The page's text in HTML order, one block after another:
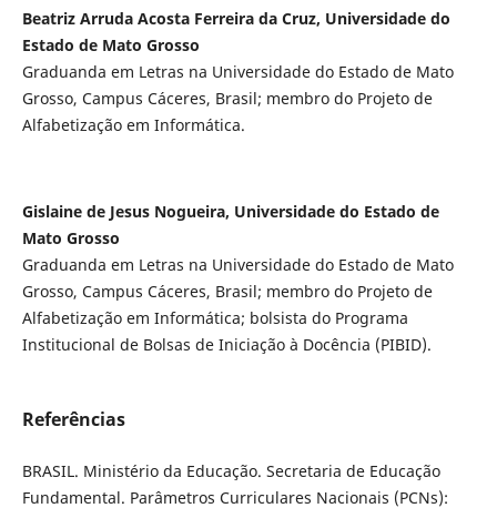
Beatriz Arruda Acosta Ferreira da Cruz, Universidade do
Estado de Mato Grosso
Graduanda em Letras na Universidade do Estado de Mato
Grosso, Campus Cáceres, Brasil; membro do Projeto de
Alfabetização em Informática.
Gislaine de Jesus Nogueira, Universidade do Estado de
Mato Grosso
Graduanda em Letras na Universidade do Estado de Mato
Grosso, Campus Cáceres, Brasil; membro do Projeto de
Alfabetização em Informática; bolsista do Programa
Institucional de Bolsas de Iniciação à Docência (PIBID).
Referências
BRASIL. Ministério da Educação. Secretaria de Educação
Fundamental. Parâmetros Curriculares Nacionais (PCNs):